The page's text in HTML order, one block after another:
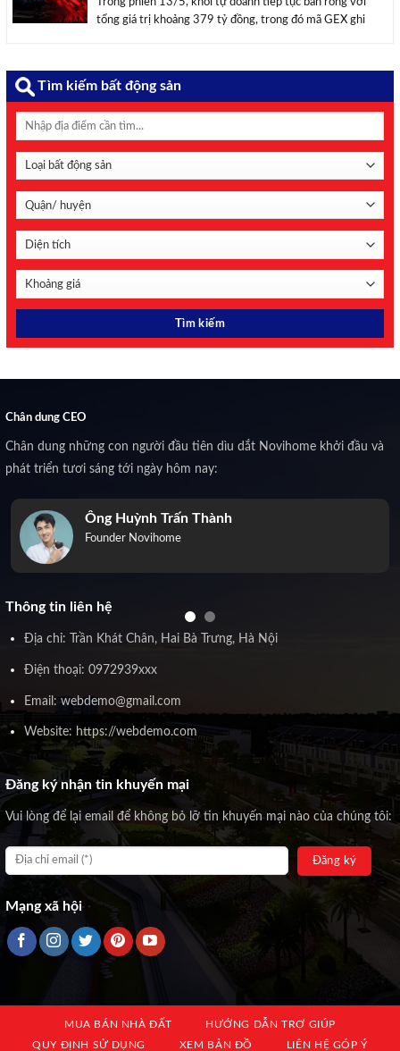
tổng giá trị khoảng 379 tỷ đồng, trong đó mã GEX ghi
Tìm kiếm bất động sản
Chân dung CEO
Chân dung những con người đầu tiên dìu dắt Novihome khởi đầu và
phát triển tươi sáng tới ngày hôm nay:
Ông Huỳnh Trấn Thành
Founder Novihome
Thông tin liên hệ
Địa chỉ: Trần Khát Chân, Hai Bà Trưng, Hà Nội
Điện thoại: 0972939xxx
Email: webdemo@gmail.com
Website: https://webdemo.com
Đăng ký nhận tin khuyến mại
Vui lòng để lại email để không bỏ lỡ tin khuyến mại nào của chúng tôi:
Mạng xã hội
MUA BÁN NHÀ ĐẤT
HƯỚNG DẪN TRỢ GIÚP
QUY ĐỊNH SỬ DỤNG
XEM BẢN ĐỒ LIÊN HỆ GÓP Ý